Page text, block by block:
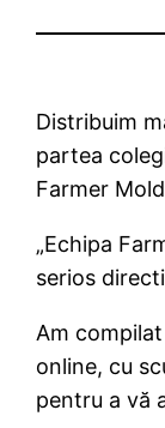
Distribuim
partea
Farmer
„Echipa
serios
Am
online, cu
pentru a vă